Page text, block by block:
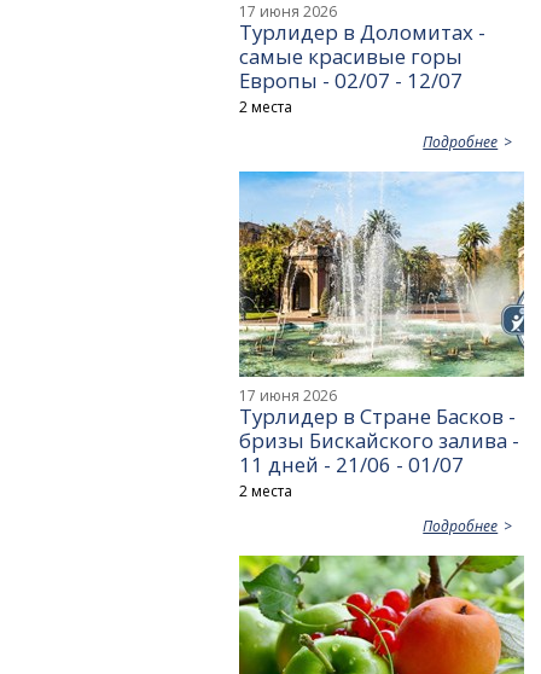
17 июня 2026
Турлидер в Доломитах -
самые красивые горы
Европы - 02/07 - 12/07
2 места
Подробнее
17 июня 2026
Турлидер в Стране Басков -
бризы Бискайского залива -
11 дней - 21/06 - 01/07
2 места
Подробнее